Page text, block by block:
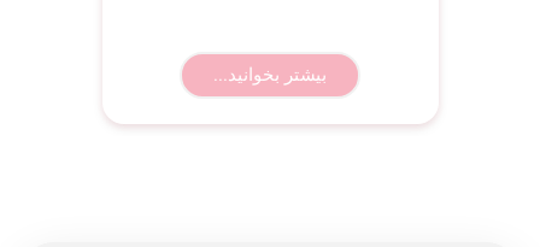
بیشتر بخوانید...